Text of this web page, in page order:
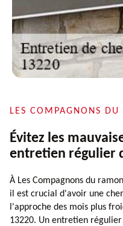
LES COMPAGNONS DU
Évitez les
entretien régulier
À Les Compagnons du
il est crucial d'avoir une
l'approche des mois plus
13220. Un entretien